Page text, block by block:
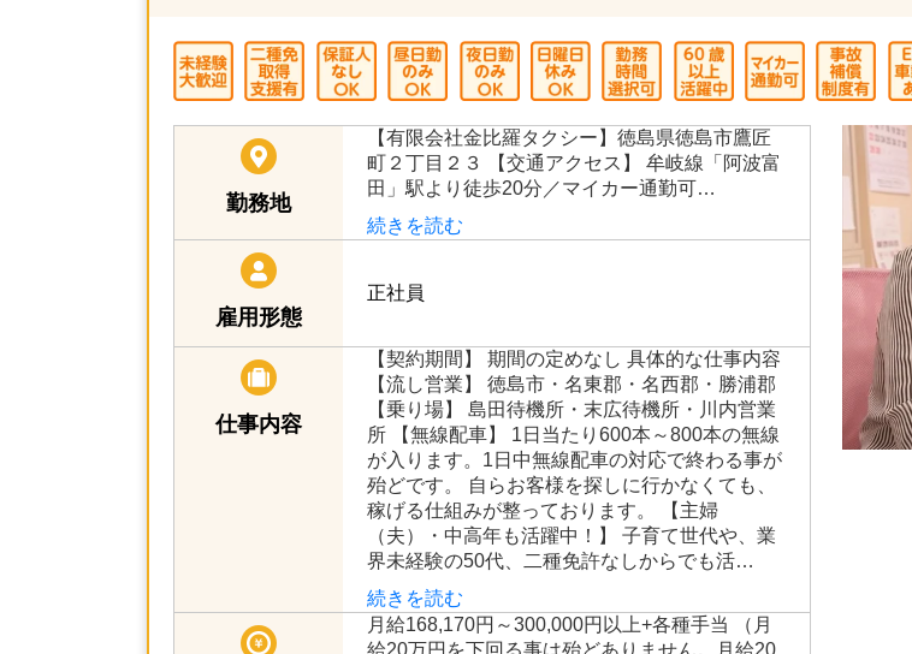
勤務地
【有限会社金比羅タクシー】徳島県徳島市鷹匠
町２丁目２３ 【交通アクセス】 牟岐線「阿波富
田」駅より徒歩20分／マイカー通勤可…
続きを読む
雇用形態
【契約期間】 期間の定めなし 具体的な仕事内容
【流し営業】 徳島市・名東郡・名西郡・勝浦郡
【乗り場】 島田待機所・末広待機所・川内営業
所 【無線配車】 1日当たり600本～800本の無線
が入ります。1日中無線配車の対応で終わる事が
殆どです。 自らお客様を探しに行かなくても、
稼げる仕組みが整っております。 【主婦
（夫）・中高年も活躍中！】 子育て世代や、業
界未経験の50代、二種免許なしからでも活…